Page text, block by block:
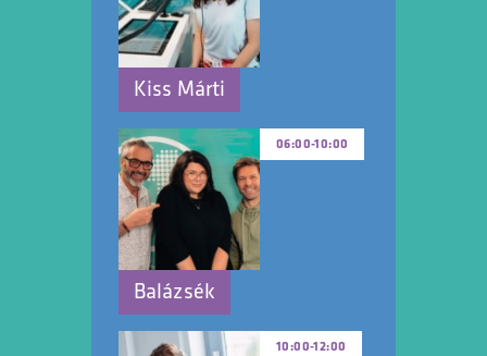
Kiss Márti
06:00-10:00
Balázsék
10:00-12:00